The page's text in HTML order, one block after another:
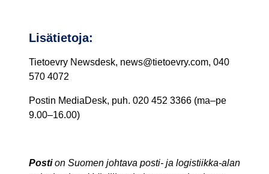
Lisätietoja:
Tietoevry Newsdesk, news@tietoevry.com, 040
570 4072
Postin MediaDesk, puh. 020 452 3366 (ma–pe
9.00–16.00)
Postion Suomen johtava posti- ja logistiikka-alan